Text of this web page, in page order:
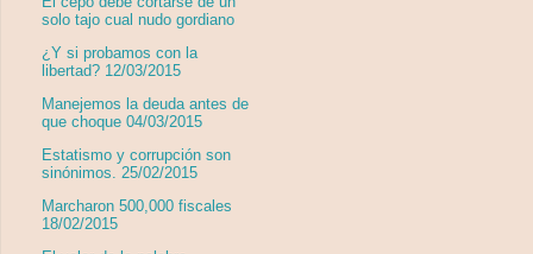
solo tajo cual nudo gordiano
¿Y si probamos con la
libertad? 12/03/2015
Manejemos la deuda antes de
que choque 04/03/2015
Estatismo y corrupción son
sinónimos. 25/02/2015
Marcharon 500,000 fiscales
18/02/2015